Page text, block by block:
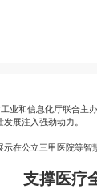
业和信息化厅联合
展注入强劲动力。
在公立三甲医院等
支撑医疗